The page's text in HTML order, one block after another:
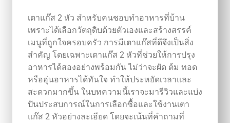
เตาแก๊ส 2 หัว สำหรับคนชอบทำอาหารที่บ้าน
เพราะได้เลือกวัตถุดิบด้วยตัวเองและสร้างสรรค์
เมนูที่ถูกใจครอบครัว การมีเตาแก๊สที่ดีจึงเป็นสิ่ง
สำคัญ โดยเฉพาะเตาแก๊ส 2 หัวที่ช่วยให้การปรุง
อาหารได้สองอย่างพร้อมกัน ไม่ว่าจะผัด ต้ม ทอด
หรืออุ่นอาหารได้ทันใจ ทำให้ประหยัดเวลาและ
สะดวกมากขึ้น ในบทความนี้เราจะมารีวิวและแบ่ง
ปันประสบการณ์ในการเลือกซื้อและใช้งานเตา
แก๊ส 2 หัวอย่างละเอียด โดยจะเน้นที่คำถามที่